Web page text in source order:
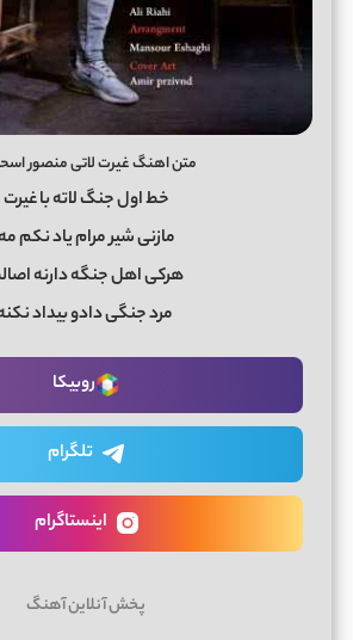
متن اهنگ غیرت لاتی منصور
خط اول جنگ لاته با غیرت
مازنی شیر مرام یاد نکم
هرکی اهل جنگه دارنه
مرد جنگی دادو بیداد
روبیکا
تلگرام
اینستاگرام
پخش آنلاین آهنگ